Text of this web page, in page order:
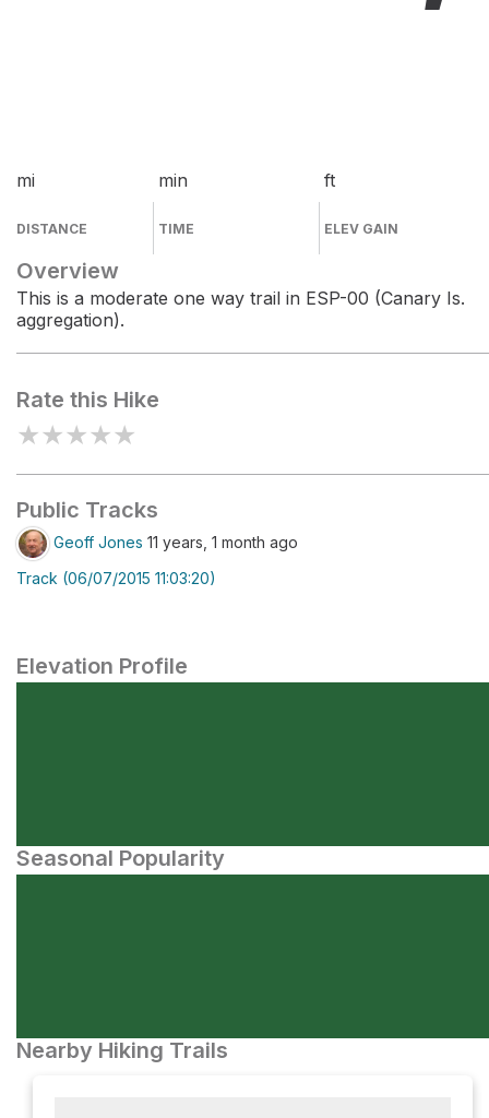
mi
DISTANCE
min
TIME
ft
ELEV GAIN
Overview
This is a moderate one way trail in ESP-00 (Canary Is.
aggregation).
Rate this Hike
★★★★★
Public Tracks
Geoff Jones 11 years, 1 month ago
Track (06/07/2015 11:03:20)
Elevation Profile
Seasonal Popularity
Nearby Hiking Trails